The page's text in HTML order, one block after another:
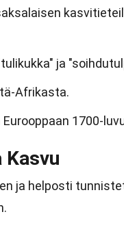
ja
Afrikasta.
1700-
Kasvu
ja helposti